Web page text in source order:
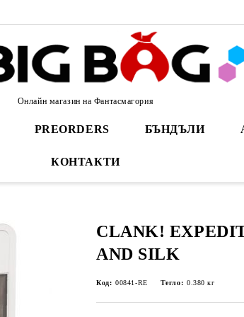
Онлайн магазин на Фантасмагория
PREORDERS БЪНДЪЛИ
КОНТАКТИ
CLANK!
AND SILK
Код: 00841-RE Тегло: 0.380 кг